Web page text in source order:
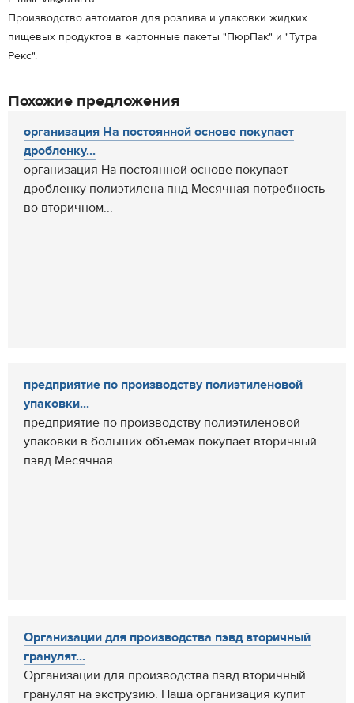
Производство автоматов для розлива и упаковки жидких
пищевых продуктов в картонные пакеты "ПюрПак" и "Тутра
Рекс".
Похожие предложения
организация На постоянной основе покупает
дробленку...
организация На постоянной основе покупает
дробленку полиэтилена пнд Месячная потребность
во вторичном...
предприятие по производству полиэтиленовой
упаковки...
предприятие по производству полиэтиленовой
упаковки в больших объемах покупает вторичный
пэвд Месячная...
Организации для производства пэвд вторичный
гранулят...
Организации для производства пэвд вторичный
гранулят на экструзию. Наша организация купит